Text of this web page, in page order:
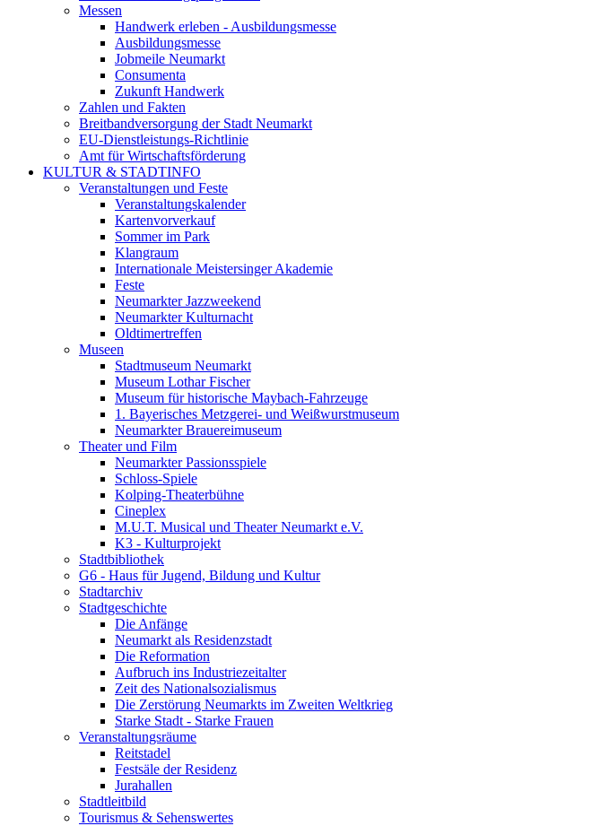
Messen
Handwerk erleben - Ausbildungsmesse
Ausbildungsmesse
Jobmeile Neumarkt
Consumenta
Zukunft Handwerk
Zahlen und Fakten
Breitbandversorgung der Stadt Neumarkt
EU-Dienstleistungs-Richtlinie
Amt für Wirtschaftsförderung
KULTUR & STADTINFO
Veranstaltungen und Feste
Veranstaltungskalender
Kartenvorverkauf
Sommer im Park
Klangraum
Internationale Meistersinger Akademie
Feste
Neumarkter Jazzweekend
Neumarkter Kulturnacht
Oldtimertreffen
Museen
Stadtmuseum Neumarkt
Museum Lothar Fischer
Museum für historische Maybach-Fahrzeuge
1. Bayerisches Metzgerei- und Weißwurstmuseum
Neumarkter Brauereimuseum
Theater und Film
Neumarkter Passionsspiele
Schloss-Spiele
Kolping-Theaterbühne
Cineplex
M.U.T. Musical und Theater Neumarkt e.V.
K3 - Kulturprojekt
Stadtbibliothek
G6 - Haus für Jugend, Bildung und Kultur
Stadtarchiv
Stadtgeschichte
Die Anfänge
Neumarkt als Residenzstadt
Die Reformation
Aufbruch ins Industriezeitalter
Zeit des Nationalsozialismus
Die Zerstörung Neumarkts im Zweiten Weltkrieg
Starke Stadt - Starke Frauen
Veranstaltungsräume
Reitstadel
Festsäle der Residenz
Jurahallen
Stadtleitbild
Tourismus & Sehenswertes